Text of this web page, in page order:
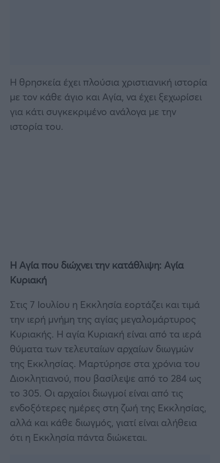
Η θρησκεία έχει πλούσια χριστιανική ιστορία
με τον κάθε άγιο και Αγία, να έχει ξεχωρίσει
για κάτι συγκεκριμένο ανάλογα με την
ιστορία του.
Η Αγία που διώχνει την κατάθλιψη: Αγία
Κυριακή
Στις 7 Ιουλίου η Εκκλησία εορτάζει και τιμά
την ιερή μνήμη της αγίας μεγαλομάρτυρος
Κυριακής. Η αγία Κυριακή είναι από τα ιερά
θύματα των τελευταίων αρχαίων διωγμών
της Εκκλησίας. Μαρτύρησε στα χρόνια του
Διοκλητιανού, που βασίλεψε από το 284 ως
το 305. Οι αρχαίοι διωγμοί είναι από τις
ενδοξότερες ημέρες στη ζωή της Εκκλησίας,
αλλά και κάθε διωγμός, γιατί είναι αλήθεια
ότι η Εκκλησία πάντα διώκεται.